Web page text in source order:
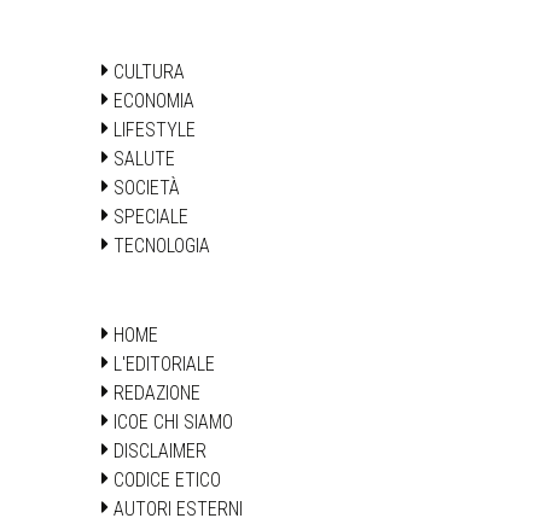
CULTURA
ECONOMIA
LIFESTYLE
SALUTE
SOCIETÀ
SPECIALE
TECNOLOGIA
HOME
L'EDITORIALE
REDAZIONE
ICOE CHI SIAMO
DISCLAIMER
CODICE ETICO
AUTORI ESTERNI